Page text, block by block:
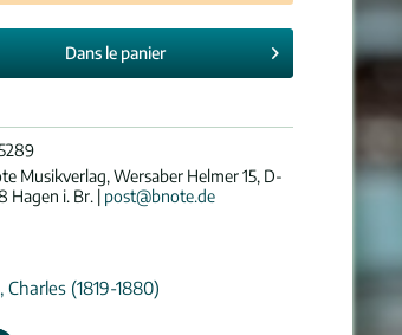
Dans le panier
Musikverlag, Wersaber Helmer 15, D-
Hagen i. Br. | post@bnote.de
(1819-1880)